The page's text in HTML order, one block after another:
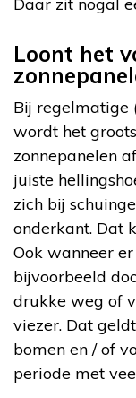
Loont het
Bij regelmatige
wordt het
zonnepanelen
juiste
zich bij
onderkant. Dat
Ook wanneer
bijvoorbeeld
drukke weg of
viezer. Dat
bomen en / of
periode met